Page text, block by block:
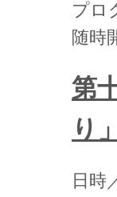
プロ
随時
第
り」
日時